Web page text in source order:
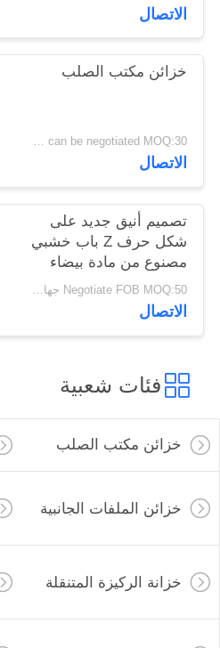
الاتصال
خزائن مكتب الصلب
can be negotiated MOQ:30 قطعة
الاتصال
تصميم أنيق جديد على
شكل حرف Z باب خشبي
مصنوع من مادة بيضاء
وبلوط طبيعي
Negotiate FOB MOQ:50 جهاز كمبيوتر شخصى
الاتصال
فئات شعبية
خزائن مكتب الصلب
خزائن الملفات الجانبية
خزانة الركيزة المتنقلة